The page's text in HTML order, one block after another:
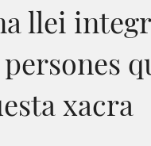
llei
xacra